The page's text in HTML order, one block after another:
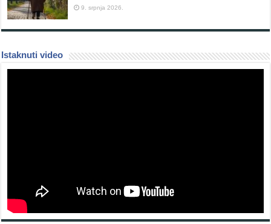
9. srpnja 2026.
Istaknuti video